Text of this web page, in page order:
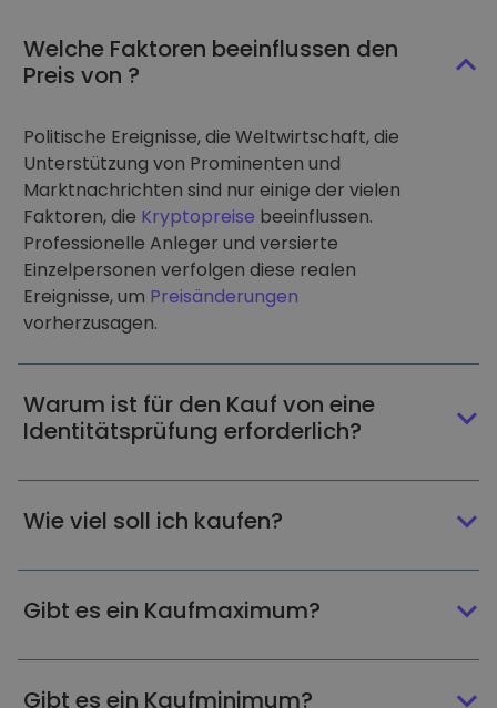
Welche Faktoren beeinflussen den
Preis von ?
Politische Ereignisse, die Weltwirtschaft, die
Unterstützung von Prominenten und
Marktnachrichten sind nur einige der vielen
Faktoren, die Kryptopreise beeinflussen.
Professionelle Anleger und versierte
Einzelpersonen verfolgen diese realen
Ereignisse, um Preisänderungen
vorherzusagen.
Warum ist für den Kauf von eine
Identitätsprüfung erforderlich?
Wie viel soll ich kaufen?
Gibt es ein Kaufmaximum?
Gibt es ein Kaufminimum?